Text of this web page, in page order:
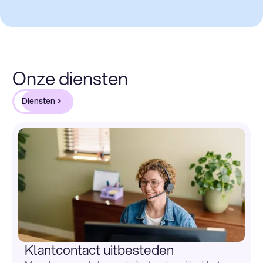
Onze diensten
Diensten
Klantcontact uitbesteden